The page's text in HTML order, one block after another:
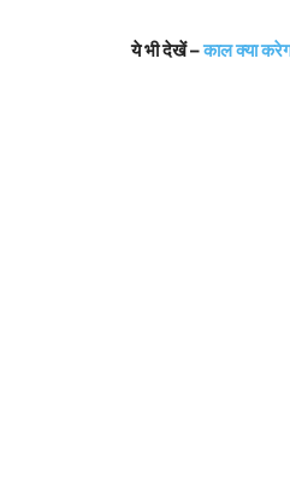
ये भी देखें –काल क्या